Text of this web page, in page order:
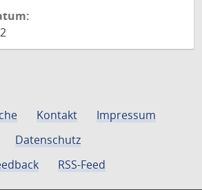
Kontakt
Impressum
Datenschutz
RSS-Feed